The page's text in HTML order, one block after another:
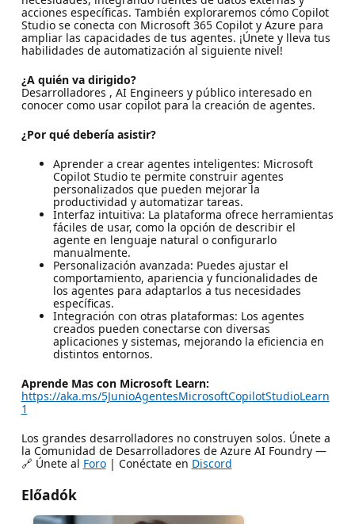
acciones específicas. También exploraremos cómo Copilot
Studio se conecta con Microsoft 365 Copilot y Azure para
ampliar las capacidades de tus agentes. ¡Únete y lleva tus
habilidades de automatización al siguiente nivel!
¿A quién va dirigido?
Desarrolladores , AI Engineers y público interesado en
conocer como usar copilot para la creación de agentes.
¿Por qué debería asistir?
Aprender a crear agentes inteligentes: Microsoft
Copilot Studio te permite construir agentes
personalizados que pueden mejorar la
productividad y automatizar tareas.
Interfaz intuitiva: La plataforma ofrece herramientas
fáciles de usar, como la opción de describir el
agente en lenguaje natural o configurarlo
manualmente.
Personalización avanzada: Puedes ajustar el
comportamiento, apariencia y funcionalidades de
los agentes para adaptarlos a tus necesidades
específicas.
Integración con otras plataformas: Los agentes
creados pueden conectarse con diversas
aplicaciones y sistemas, mejorando la eficiencia en
distintos entornos.
Aprende Mas con Microsoft Learn:
https://aka.ms/5JunioAgentesMicrosoftCopilotStudioLearn
1
Los grandes desarrolladores no construyen solos. Únete a
la Comunidad de Desarrolladores de Azure AI Foundry —
🔗 Únete al Foro| Conéctate en Discord
Előadók